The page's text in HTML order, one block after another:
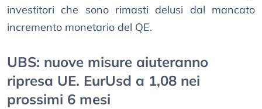
investitori che sono rimasti delusi dal mancato
incremento monetario del QE.
UBS: nuove misure aiuteranno
ripresa UE. EurUsd a 1,08 nei
prossimi 6 mesi